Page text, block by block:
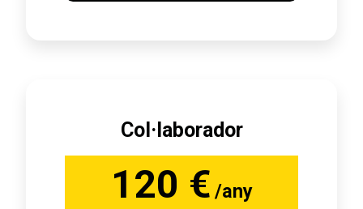
Col·laborador
120 € /any